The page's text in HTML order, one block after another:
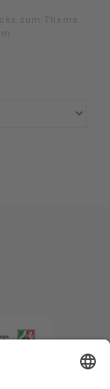
zum Thema